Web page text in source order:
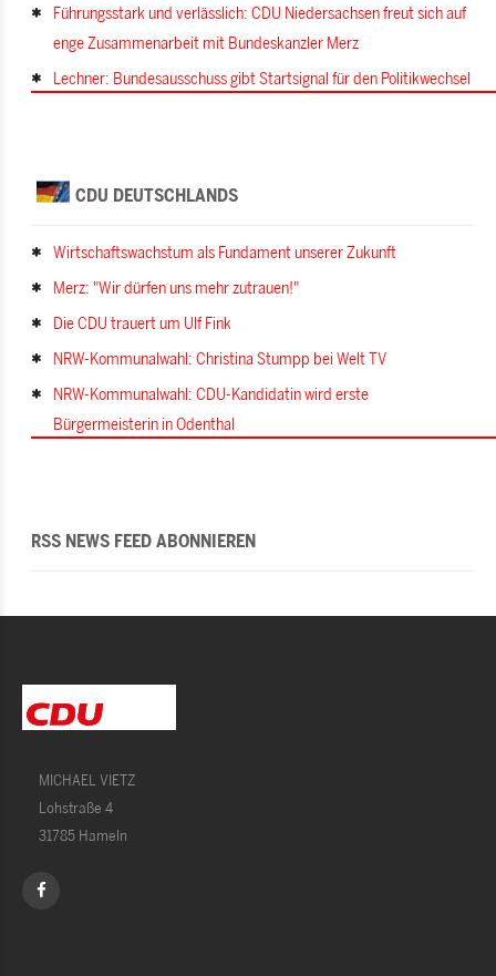
Führungsstark und verlässlich: CDU Niedersachsen freut sich auf
enge Zusammenarbeit mit Bundeskanzler Merz
Lechner: Bundesausschuss gibt Startsignal für den Politikwechsel
CDU DEUTSCHLANDS
Wirtschaftswachstum als Fundament unserer Zukunft
Merz: "Wir dürfen uns mehr zutrauen!"
Die CDU trauert um Ulf Fink
NRW-Kommunalwahl: Christina Stumpp bei Welt TV
NRW-Kommunalwahl: CDU-Kandidatin wird erste
Bürgermeisterin in Odenthal
RSS NEWS FEED ABONNIEREN
MICHAEL VIETZ
Lohstraße 4
31785 Hameln